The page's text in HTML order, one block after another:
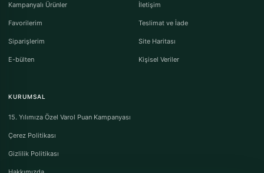
Kampanyalı Ürünler
Favorilerim
Siparişlerim
E-bülten
İletişim
Teslimat ve İade
Site Haritası
Kişisel Veriler
KURUMSAL
15. Yılımıza Özel Varol Puan Kampanyası
Çerez Politikası
Gizlilik Politikası